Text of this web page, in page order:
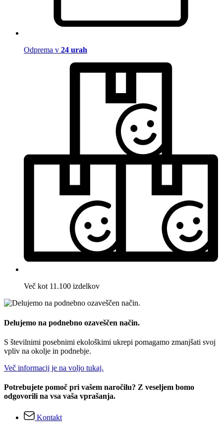
Odprema v 24 urah
Več kot 11.100 izdelkov
Delujemo na podnebno ozaveščen način.
S številnimi posebnimi ekološkimi ukrepi pomagamo zmanjšati svoj
vpliv na okolje in podnebje.
Več informacij je na voljo tukaj.
Potrebujete pomoč pri vašem naročilu? Z veseljem bomo
odgovorili na vsa vaša vprašanja.
Kontakt